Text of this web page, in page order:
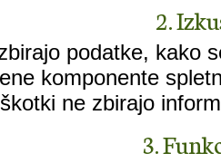
2.
podatke, kako
komponente
ne zbirajo
3.